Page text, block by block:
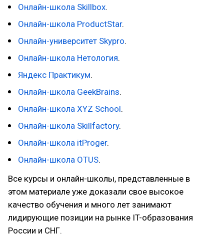
Онлайн-школа Skillbox.
Онлайн-школа ProductStar.
Онлайн-университет Skypro.
Онлайн-школа Нетология.
Яндекс Практикум.
Онлайн-школа GeekBrains.
Онлайн-школа XYZ School.
Онлайн-школа Skillfactory.
Онлайн-школа itProger.
Онлайн-школа OTUS.
Все курсы и онлайн-школы, представленные в
этом материале уже доказали свое высокое
качество обучения и много лет занимают
лидирующие позиции на рынке IT-образования
России и СНГ.